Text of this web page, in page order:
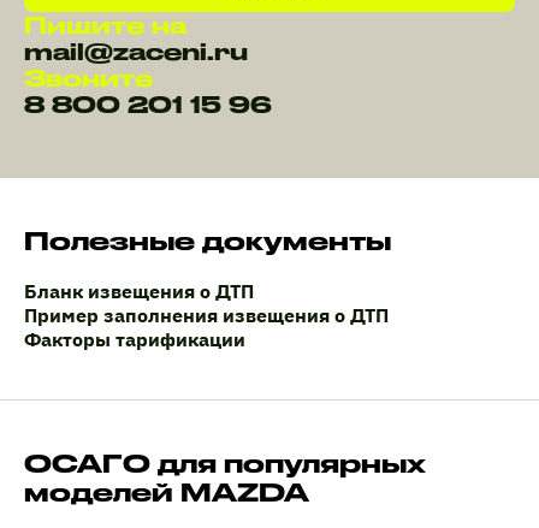
Пишите на
mail@zaceni.ru
Звоните
8 800 201 15 96
Полезные документы
Бланк извещения о ДТП
Пример заполнения извещения о ДТП
Факторы тарификации
ОСАГО для популярных
моделей MAZDA